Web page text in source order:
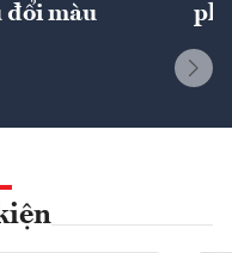
đổi màu
phí